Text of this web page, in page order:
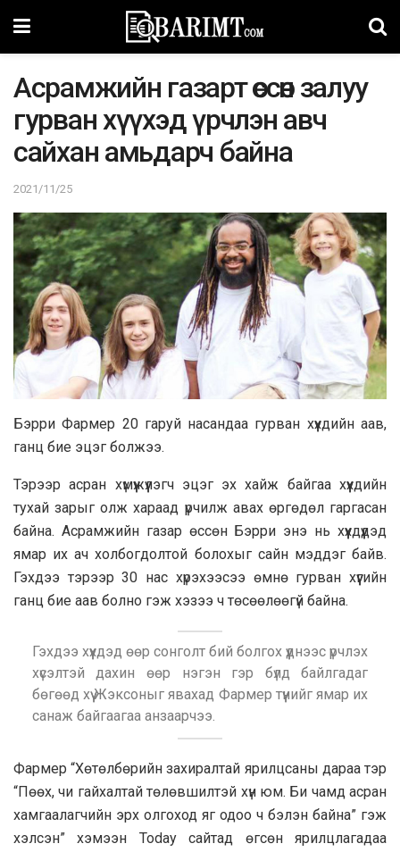
Асрамжийн газарт өссөн залуу
гурван хүүхэд үрчлэн авч
сайхан амьдарч байна
2021/11/25
Бэрри Фармер 20 гаруй насандаа гурван хүүхдийн аав,
ганц бие эцэг болжээ.
Тэрээр асран хүмүүжүүлэгч эцэг эх хайж байгаа хүүхдийн
тухай зарыг олж хараад үрчилж авах өргөдөл гаргасан
байна. Асрамжийн газар өссөн Бэрри энэ нь хүүхдүүдэд
ямар их ач холбогдолтой болохыг сайн мэддэг байв.
Гэхдээ тэрээр 30 нас хүрэхээсээ өмнө гурван хүүгийн
ганц бие аав болно гэж хэзээ ч төсөөлөөгүй байна.
Гэхдээ хүүхдэд өөр сонголт бий болгох үүднээс үрчлэх
хүсэлтэй дахин өөр нэгэн гэр бүлд байлгадаг
бөгөөд хүү Жэксоныг явахад Фармер түүнийг ямар их
санаж байгаагаа анзаарчээ.
Фармер “Хөтөлбөрийн захиралтай ярилцсаны дараа тэр
“Пөөх, чи гайхалтай төлөвшилтэй хүн юм. Би чамд асран
хамгаалагчийн эрх олгоход яг одоо ч бэлэн байна” гэж
хэлсэн” хэмээн Today сайтад өгсөн ярилцлагадаа